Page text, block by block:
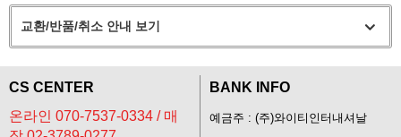
교환/반품/취소 안내 보기
CS CENTER
온라인 070-7537-0334 / 매
BANK INFO
예금주 : (주)와이티인터내셔날